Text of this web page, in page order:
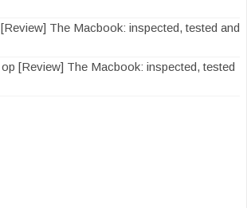
[Review] The Macbook: inspected, tested and
op [Review] The Macbook: inspected, tested